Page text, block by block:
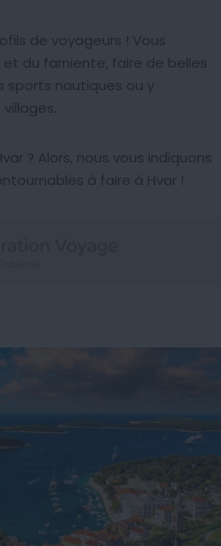
de voyageurs ! Vous
du farniente, faire de belles
sports nautiques ou y
? Alors, nous vous indiquons
à faire à Hvar !